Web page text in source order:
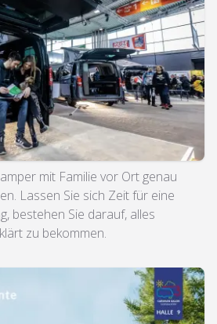
mit Familie vor Ort genau
Lassen Sie sich Zeit für eine
bestehen Sie darauf, alles
zu bekommen.